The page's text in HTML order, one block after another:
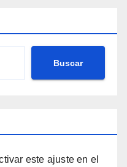
Buscar
este ajuste en el